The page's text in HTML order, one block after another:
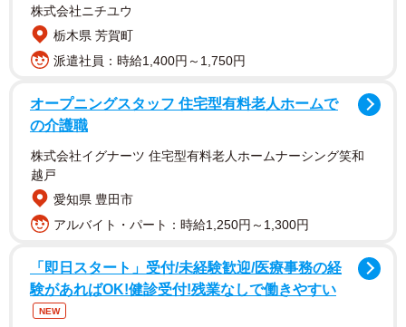
脚本を手に取るのも嫌に
暴力的な父親から逃れるために歌舞伎町で生きる日和
は、“界隈バースト”を名乗ってSNS上で自伝的小説を公開。
生贄にしていく。孤独を抱える女子高生・飛鳥（寺本莉
緒）と運命的に出会うまでは…。
になろうが、自分自身が壊れるくらいまですべてを出し切
るような役を演じてみたい。その願望が今回、叶いまし
た」
株式会社ニチユウ
栃木県 芳賀町
派遣社員：時給1,400円～1,750円
オープニングスタッフ 住宅型有料老人ホームで
の介護職
株式会社イグナーツ 住宅型有料老人ホームナーシング笑和
越戸
愛知県 豊田市
アルバイト・パート：時給1,250円～1,300円
「即日スタート」受付/未経験歓迎/医療事務の経
験があればOK!健診受付!残業なしで働きやすい
NEW